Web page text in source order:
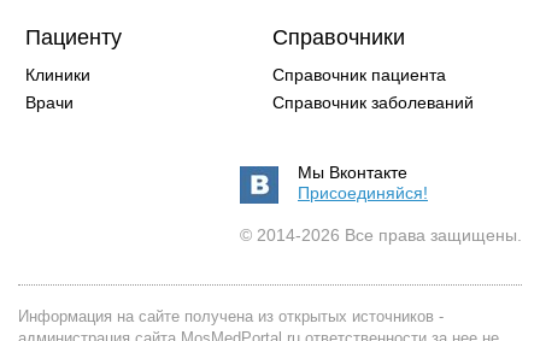
Пациенту
Клиники
Врачи
Справочники
Справочник пациента
Справочник заболеваний
Мы Вконтакте
Присоединяйся!
© 2014-2026 Все права защищены.
Информация на сайте получена из открытых источников -